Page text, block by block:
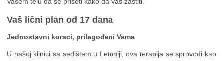
Vaš lični plan od 17 dana
Jednostavni koraci, prilagođeni Vama
U našoj klinici sa sedištem u Letoniji, ova terapija se sprovodi kao